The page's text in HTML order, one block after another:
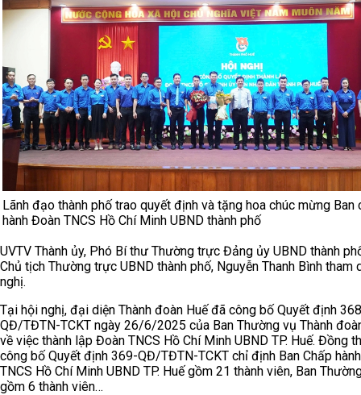
Lãnh đạo thành phố trao quyết định và tặng hoa chúc mừng Ban
hành Đoàn TNCS Hồ Chí Minh UBND thành phố
UVTV Thành ủy, Phó Bí thư Thường trực Đảng ủy UBND thành
Chủ tịch Thường trực UBND thành phố, Nguyễn Thanh Bình tham
nghị.
Tại hội nghị, đại diện Thành đoàn Huế đã công bố Quyết định
QĐ/TĐTN-TCKT ngày 26/6/2025 của Ban Thường vụ Thành
về việc thành lập Đoàn TNCS Hồ Chí Minh UBND TP. Huế. Đồng
công bố Quyết định 369-QĐ/TĐTN-TCKT chỉ định Ban Chấp
TNCS Hồ Chí Minh UBND TP. Huế gồm 21 thành viên, Ban
gồm 6 thành viên…